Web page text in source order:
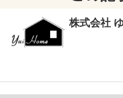
株式会社